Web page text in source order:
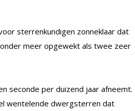
sterrenkundigen zonneklaar dat
meer opgewekt als twee zeer
seconde per duizend jaar afneemt.
wentelende dwergsterren dat